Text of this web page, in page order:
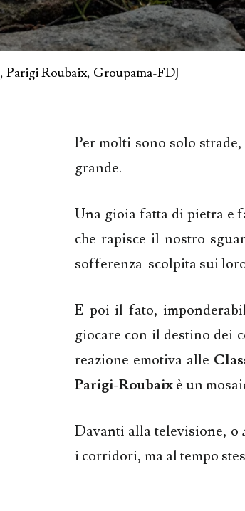
,Parigi Roubaix, Groupama-FDJ
Per molti sono solo
grande.
Una gioia fatta di pietra e
che rapisce il nostro
sofferenza scolpita sui
E poi il fato,
giocare con il destino dei
reazione emotiva alle
Parigi-Roubaixè un
Davanti alla televisione, o
i corridori,ma al tempo